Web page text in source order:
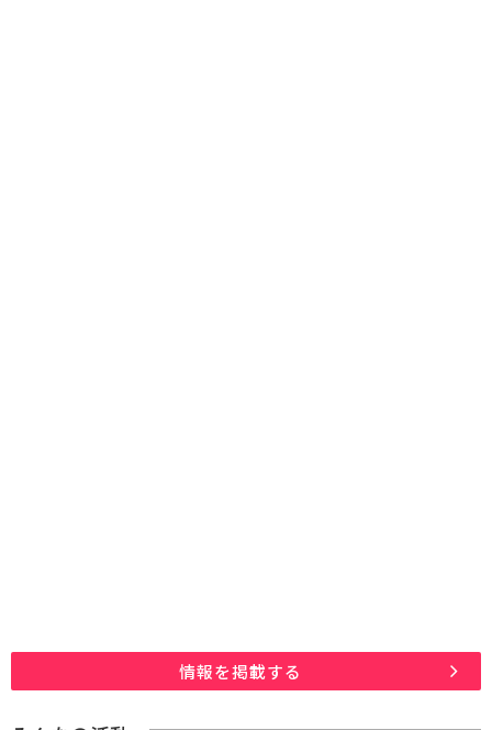
情報を掲載する